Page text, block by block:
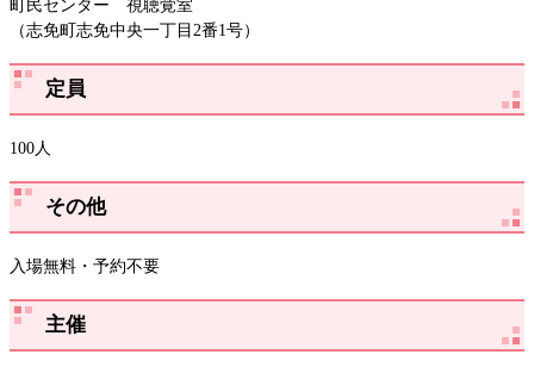
町民センター 視聴覚室
（志免町志免中央一丁目2番1号）
定員
100人
その他
入場無料・予約不要
主催